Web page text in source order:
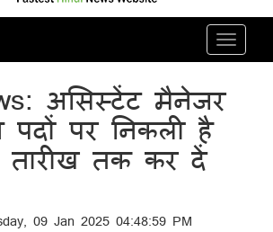
Toggle
असिस्टेंट मैनेजर
पर निकली है
तारीख तक कर दें
09 Jan 2025 04:48:59 PM